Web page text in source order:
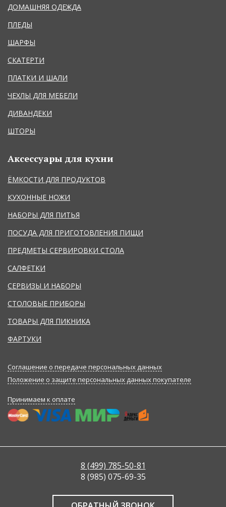
ДОМАШНЯЯ ОДЕЖДА
ПЛЕДЫ
ШАРФЫ
СКАТЕРТИ
ПЛАТКИ И ШАЛИ
ЧЕХЛЫ ДЛЯ МЕБЕЛИ
ДИВАНДЕКИ
ШТОРЫ
Аксессуары для кухни
ЁМКОСТИ ДЛЯ ПРОДУКТОВ
КУХОННЫЕ НОЖИ
НАБОРЫ ДЛЯ ПИТЬЯ
ПОСУДА ДЛЯ ПРИГОТОВЛЕНИЯ ПИЩИ
ПРЕДМЕТЫ СЕРВИРОВКИ СТОЛА
САЛФЕТКИ
СЕРВИЗЫ И НАБОРЫ
СТОЛОВЫЕ ПРИБОРЫ
ТОВАРЫ ДЛЯ ПИКНИКА
ФАРТУКИ
Соглашение о передаче персональных данных
Положение о защите персональных данных покупателе
Принимаем к оплате
8 (499) 785-50-81
8 (985) 075-69-35